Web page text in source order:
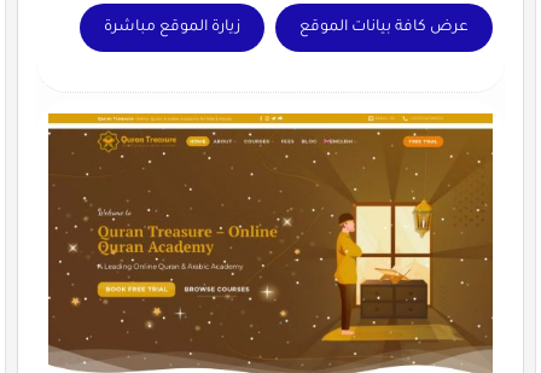
عرض كافة بيانات الموقع زيارة الموقع مباشرة